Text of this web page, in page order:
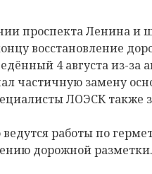
проспекта Ленина и
восстановление
4 августа из-за
частичную замену
ЛОЭСК
работы по
дорожной разметки.